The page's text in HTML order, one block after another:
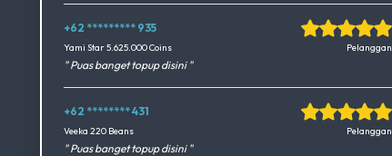
+62 ********* 935
Okedimers Group INC
Yami Star 5.625.000 Coins Pelanggan
" Puas banget topup disini "
+62 ******** 431
Okedimers Group INC
Veeka 220 Beans Pelanggan
" Puas banget topup disini "